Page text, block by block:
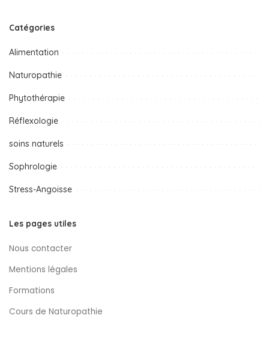
Catégories
Alimentation
Naturopathie
Phytothérapie
Réflexologie
soins naturels
Sophrologie
Stress-Angoisse
Les pages utiles
Nous contacter
Mentions légales
Formations
Cours de Naturopathie